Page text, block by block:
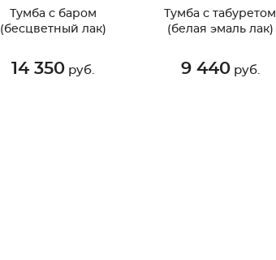
Тумба с баром
(бесцветный лак)
14 350 руб.
Тумба с табуретом
(белая эмаль лак)
9 440руб.